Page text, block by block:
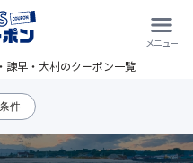
諫早・大村のクーポン一覧
件